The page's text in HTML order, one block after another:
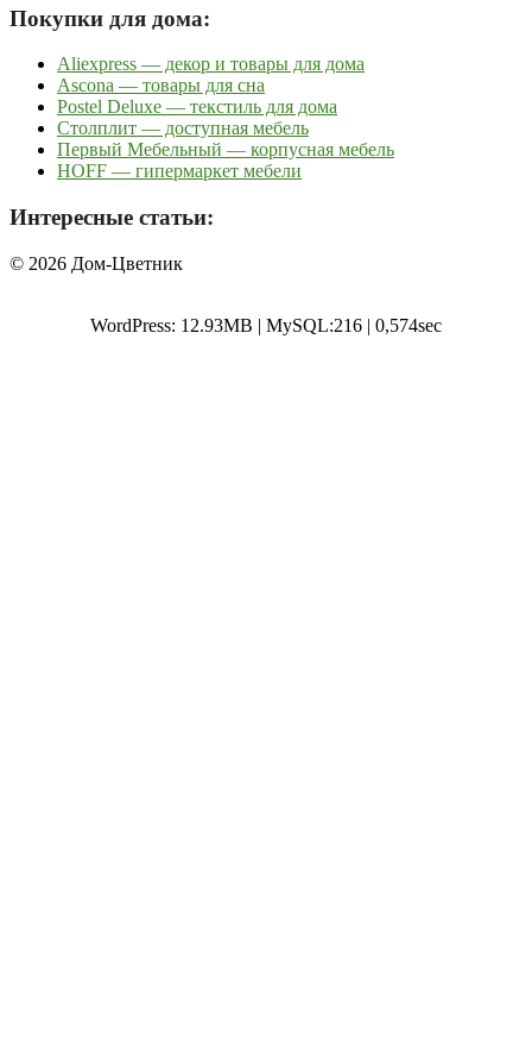
Покупки для дома:
Aliexpress — декор и товары для дома
Ascona — товары для сна
Postel Deluxe — текстиль для дома
Столплит — доступная мебель
Первый Мебельный — корпусная мебель
HOFF — гипермаркет мебели
Интересные статьи:
© 2026 Дом-Цветник
WordPress: 12.93MB | MySQL:216 | 0,574sec